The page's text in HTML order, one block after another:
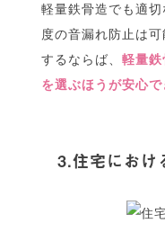
軽量鉄骨造でも適
度の音漏れ防止は
するならば、軽量
を選ぶほうが安心で
3.住宅におけ